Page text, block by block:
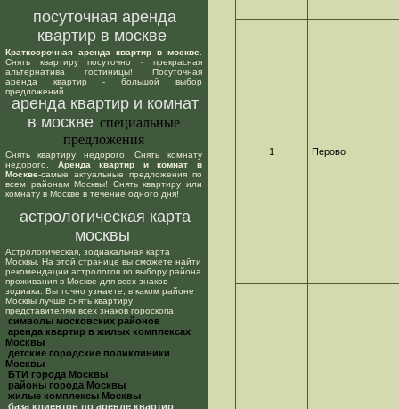
посуточная аренда
квартир в москве
Краткосрочная аренда квартир в москве
Снять квартиру посуточно - прекрасная
альтернатива гостиницы! Посуточная
аренда квартир - большой выбор
предложений.
аренда квартир и комнат
в москве специальные
предложения
Снять квартиру недорого. Снять комнату
недорого. Аренда квартир и комнат в
Москве-самые актуальные предложения по
всем районам Москвы! Снять квартиру или
комнату в Москве в течение одного дня!
астрологическая карта
москвы
Астрологическая, зодиакальная карта
Москвы. На этой странице вы сможете найти
рекомендации астрологов по выбору района
проживания в Москве для всех знаков
зодиака. Вы точно узнаете, в каком районе
Москвы лучше снять квартиру
представителям всех знаков гороскопа.
cимволы московских районов
аренда квартир в жилых комплексах
Москвы
детские городские поликлиники
Москвы
БТИ города Москвы
районы города Москвы
жилые комплексы Москвы
база клиентов по аренде квартир
1 Перово